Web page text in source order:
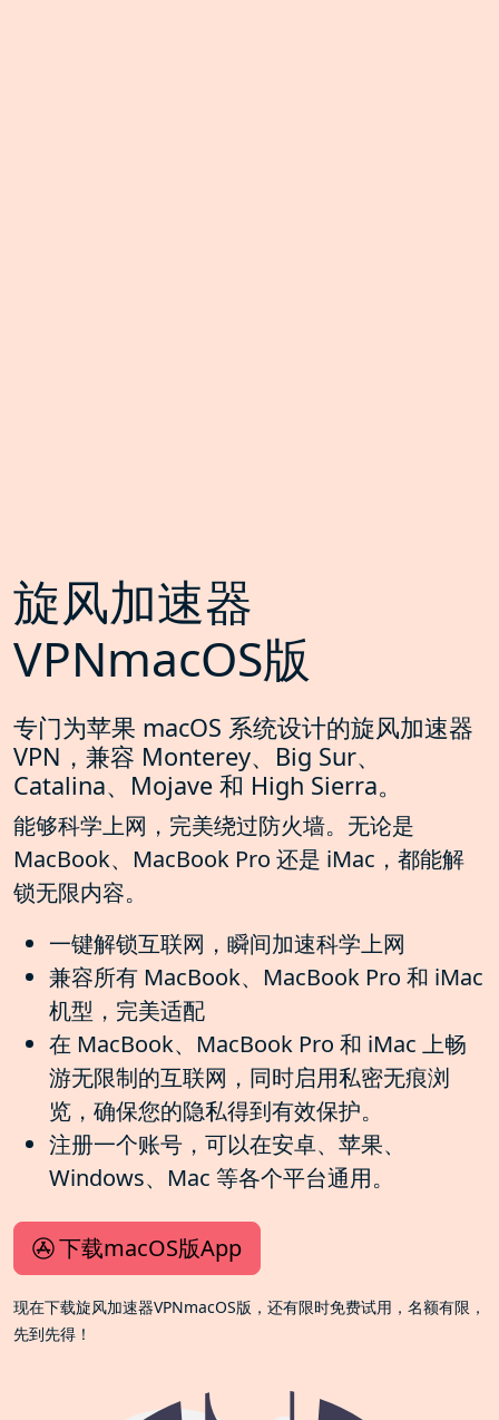
旋风加速器
VPNmacOS版
专门为苹果 macOS 系统设计的旋风加速器
VPN，兼容 Monterey、Big Sur、
Catalina、Mojave 和 High Sierra。
能够科学上网，完美绕过防火墙。无论是
MacBook、MacBook Pro 还是 iMac，都能解
锁无限内容。
一键解锁互联网，瞬间加速科学上网
兼容所有 MacBook、MacBook Pro 和 iMac
机型，完美适配
在 MacBook、MacBook Pro 和 iMac 上畅
游无限制的互联网，同时启用私密无痕浏
览，确保您的隐私得到有效保护。
注册一个账号，可以在安卓、苹果、
Windows、Mac 等各个平台通用。
下载macOS版App
现在下载旋风加速器VPNmacOS版，还有限时免费试用，名额有限，
先到先得！